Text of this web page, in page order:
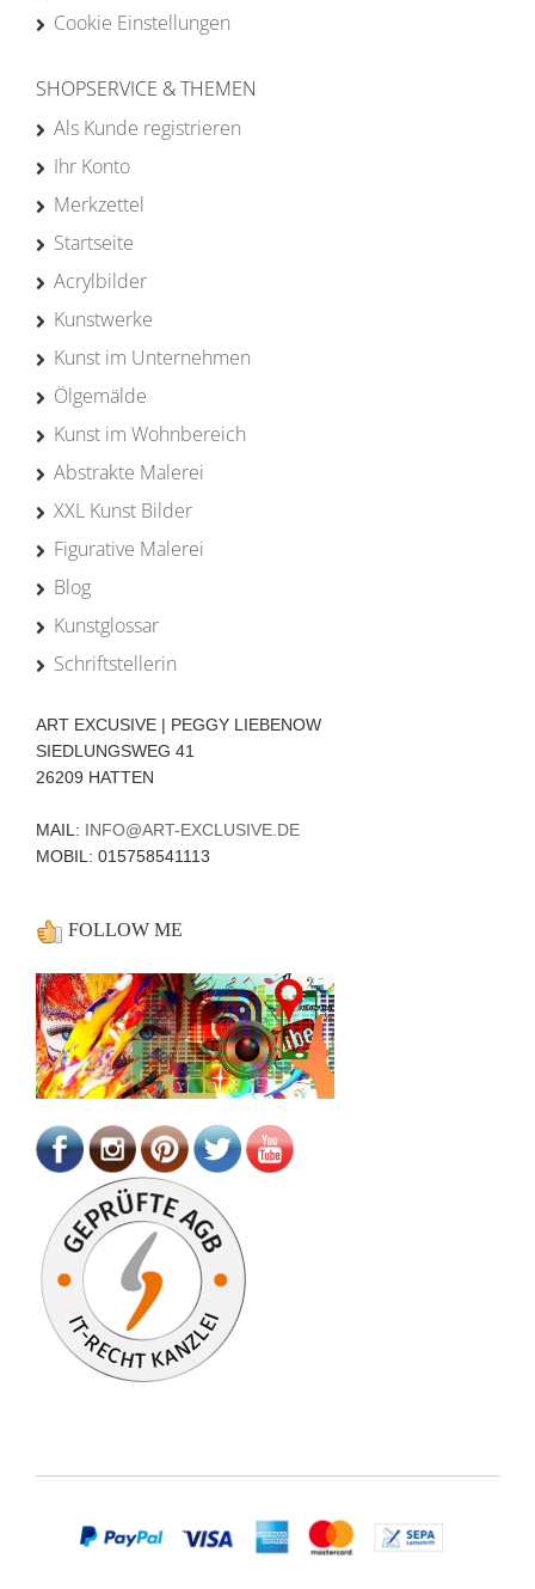
Cookie Einstellungen
SHOPSERVICE & THEMEN
Als Kunde registrieren
Ihr Konto
Merkzettel
Startseite
Acrylbilder
Kunstwerke
Kunst im Unternehmen
Ölgemälde
Kunst im Wohnbereich
Abstrakte Malerei
XXL Kunst Bilder
Figurative Malerei
Blog
Kunstglossar
Schriftstellerin
ART EXCUSIVE | PEGGY LIEBENOW
SIEDLUNGSWEG 41
26209 HATTEN
MAIL: INFO@ART-EXCLUSIVE.DE
MOBIL: 015758541113
FOLLOW ME